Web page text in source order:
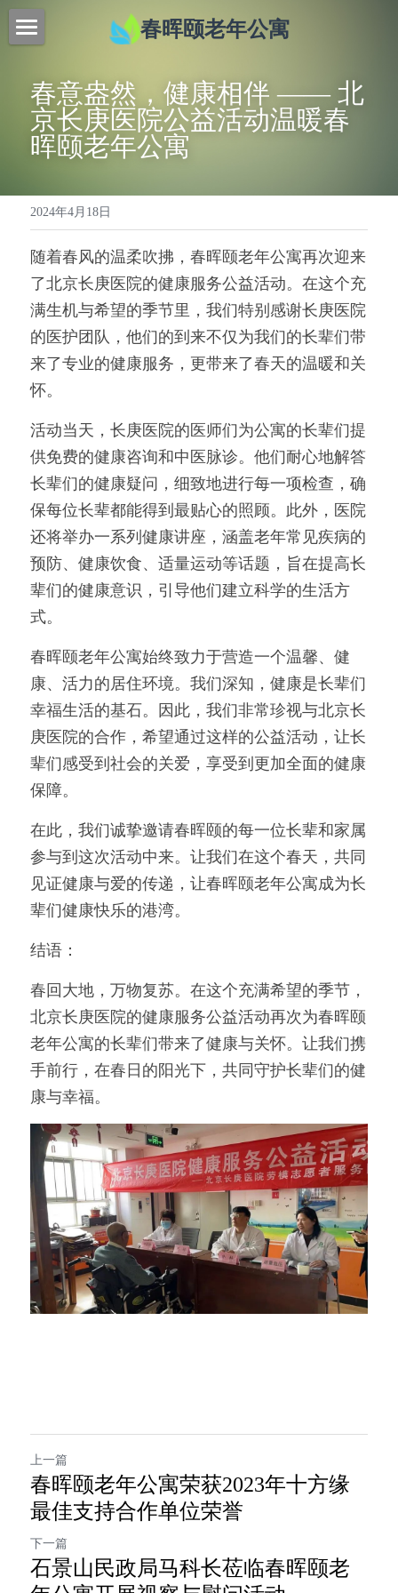
春晖颐老年公寓
特色服务
联系我们
关于我们
提供技术支持
春意盎然，健康相伴 —— 北
京长庚医院公益活动温暖春
晖颐老年公寓
2024年4月18日
随着春风的温柔吹拂，春晖颐老年公寓再次迎来
了北京长庚医院的健康服务公益活动。在这个充
满生机与希望的季节里，我们特别感谢长庚医院
的医护团队，他们的到来不仅为我们的长辈们带
来了专业的健康服务，更带来了春天的温暖和关
怀。
活动当天，长庚医院的医师们为公寓的长辈们提
供免费的健康咨询和中医脉诊。他们耐心地解答
长辈们的健康疑问，细致地进行每一项检查，确
保每位长辈都能得到最贴心的照顾。此外，医院
还将举办一系列健康讲座，涵盖老年常见疾病的
预防、健康饮食、适量运动等话题，旨在提高长
辈们的健康意识，引导他们建立科学的生活方
式。
春晖颐老年公寓始终致力于营造一个温馨、健
康、活力的居住环境。我们深知，健康是长辈们
幸福生活的基石。因此，我们非常珍视与北京长
庚医院的合作，希望通过这样的公益活动，让长
辈们感受到社会的关爱，享受到更加全面的健康
保障。
在此，我们诚挚邀请春晖颐的每一位长辈和家属
参与到这次活动中来。让我们在这个春天，共同
见证健康与爱的传递，让春晖颐老年公寓成为长
辈们健康快乐的港湾。
结语：
春回大地，万物复苏。在这个充满希望的季节，
北京长庚医院的健康服务公益活动再次为春晖颐
老年公寓的长辈们带来了健康与关怀。让我们携
手前行，在春日的阳光下，共同守护长辈们的健
康与幸福。
上一篇
春晖颐老年公寓荣获2023年十方缘
最佳支持合作单位荣誉
下一篇
石景山民政局马科长莅临春晖颐老